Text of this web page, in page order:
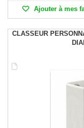
Ajouter à mes
CLASSEUR